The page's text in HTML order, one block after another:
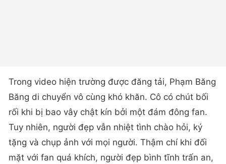
Trong video hiện trường được đăng tải, Phạm Băng
Băng di chuyển vô cùng khó khăn. Cô có chút bối
rối khi bị bao vây chật kín bởi một đám đông fan.
Tuy nhiên, người đẹp vẫn nhiệt tình chào hỏi, ký
tặng và chụp ảnh với mọi người. Thậm chí khi đối
mặt với fan quá khích, người đẹp bình tĩnh trấn an,